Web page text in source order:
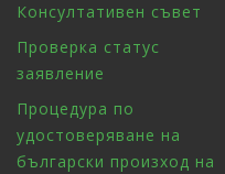
Консултативен съвет
Проверка статус
заявление
Процедура по
удостоверяване на
български произход на